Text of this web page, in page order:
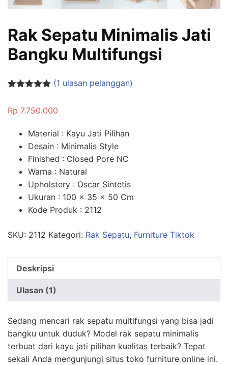
Rak Sepatu Minimalis Jati
Bangku Multifungsi
berdasarka
(1 ulasan pelanggan)
Rp 7.750.000
Material : Kayu Jati Pilihan
Desain : Minimalis Style
Finished : Closed Pore NC
Warna : Natural
Upholstery : Oscar Sintetis
Ukuran : 100 x 35 x 50 Cm
Kode Produk : 2112
SKU: 2112 Kategori: Rak Sepatu, Furniture Tiktok
Deskripsi
Ulasan (1)
Sedang mencari rak sepatu multifungsi yang bisa jadi
bangku untuk duduk? Model rak sepatu minimalis
terbuat dari kayu jati pilihan kualitas terbaik? Tepat
sekali Anda mengunjungi situs toko furniture online ini.